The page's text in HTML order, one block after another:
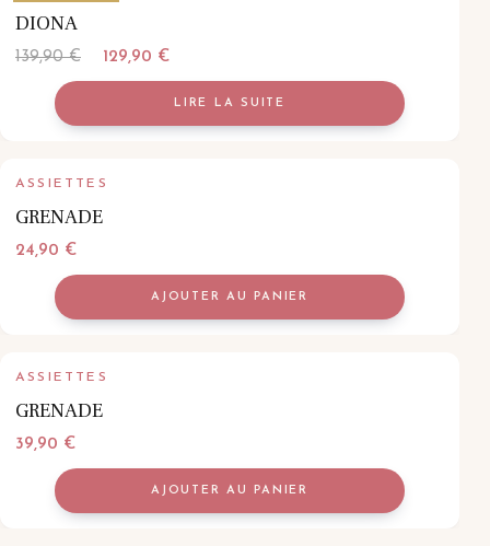
DIONA
139,90€
Le
prix
était :
129,90 €Le
prix
actuel
est :
LIRE LA SUITE
ASSIETTES
GRENADE
24,90 €
AJOUTER AU PANIER
ASSIETTES
GRENADE
39,90 €
AJOUTER AU PANIER